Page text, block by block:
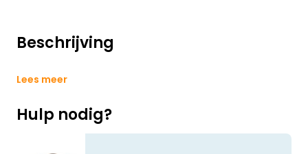
Beschrijving
Lees meer
Hulp nodig?